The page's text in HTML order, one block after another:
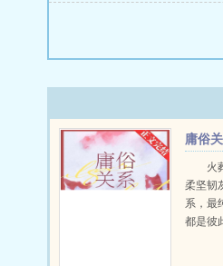
庸俗
火
柔坚韧
系，最
都是彼